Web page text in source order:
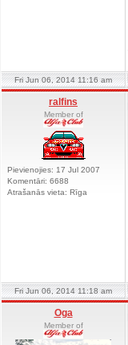
Fri Jun 06, 2014 11:16 am
ralfins
Member of
Pievienojies: 17 Jul 2007
Komentāri: 6688
Atrašanās vieta: Rīga
Fri Jun 06, 2014 11:18 am
Oga
Member of